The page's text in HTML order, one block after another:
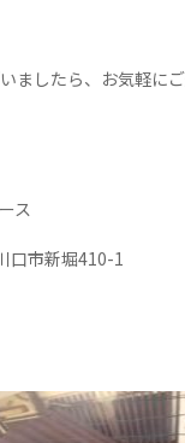
ましたら、お気軽に
ス
口市新堀410-1